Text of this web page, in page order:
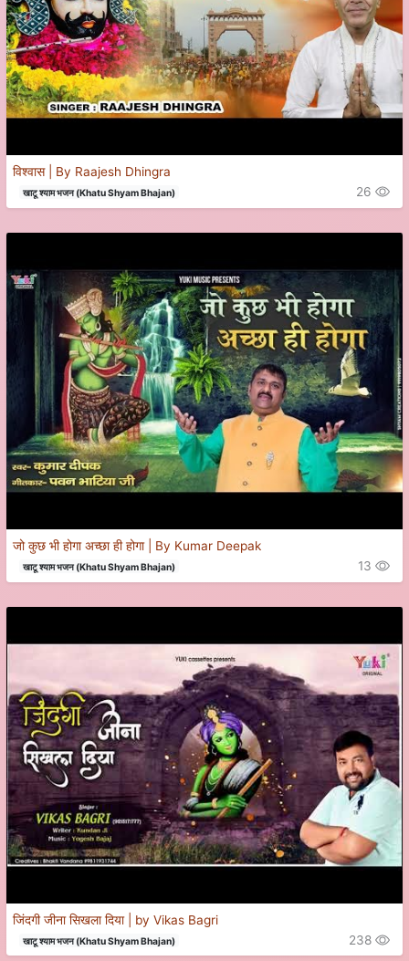
विश्वास | By Raajesh Dhingra
खाटू श्याम भजन (Khatu Shyam Bhajan) 26
जो कुछ भी होगा अच्छा ही होगा | By Kumar Deepak
खाटू श्याम भजन (Khatu Shyam Bhajan) 13
जिंदगी जीना सिखला दिया | by Vikas Bagri
खाटू श्याम भजन (Khatu Shyam Bhajan) 238